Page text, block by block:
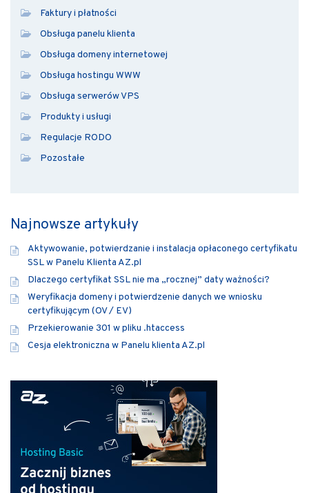
Faktury i płatności
Obsługa panelu klienta
Obsługa domeny internetowej
Obsługa hostingu WWW
Obsługa serwerów VPS
Produkty i usługi
Regulacje RODO
Pozostałe
Najnowsze artykuły
Aktywowanie, potwierdzanie i instalacja opłaconego certyfikatu
SSL w Panelu Klienta AZ.pl
Dlaczego certyfikat SSL nie ma „rocznej” daty ważności?
Weryfikacja domeny i potwierdzenie danych we wniosku
certyfikującym (OV / EV)
Przekierowanie 301 w pliku .htaccess
Cesja elektroniczna w Panelu klienta AZ.pl